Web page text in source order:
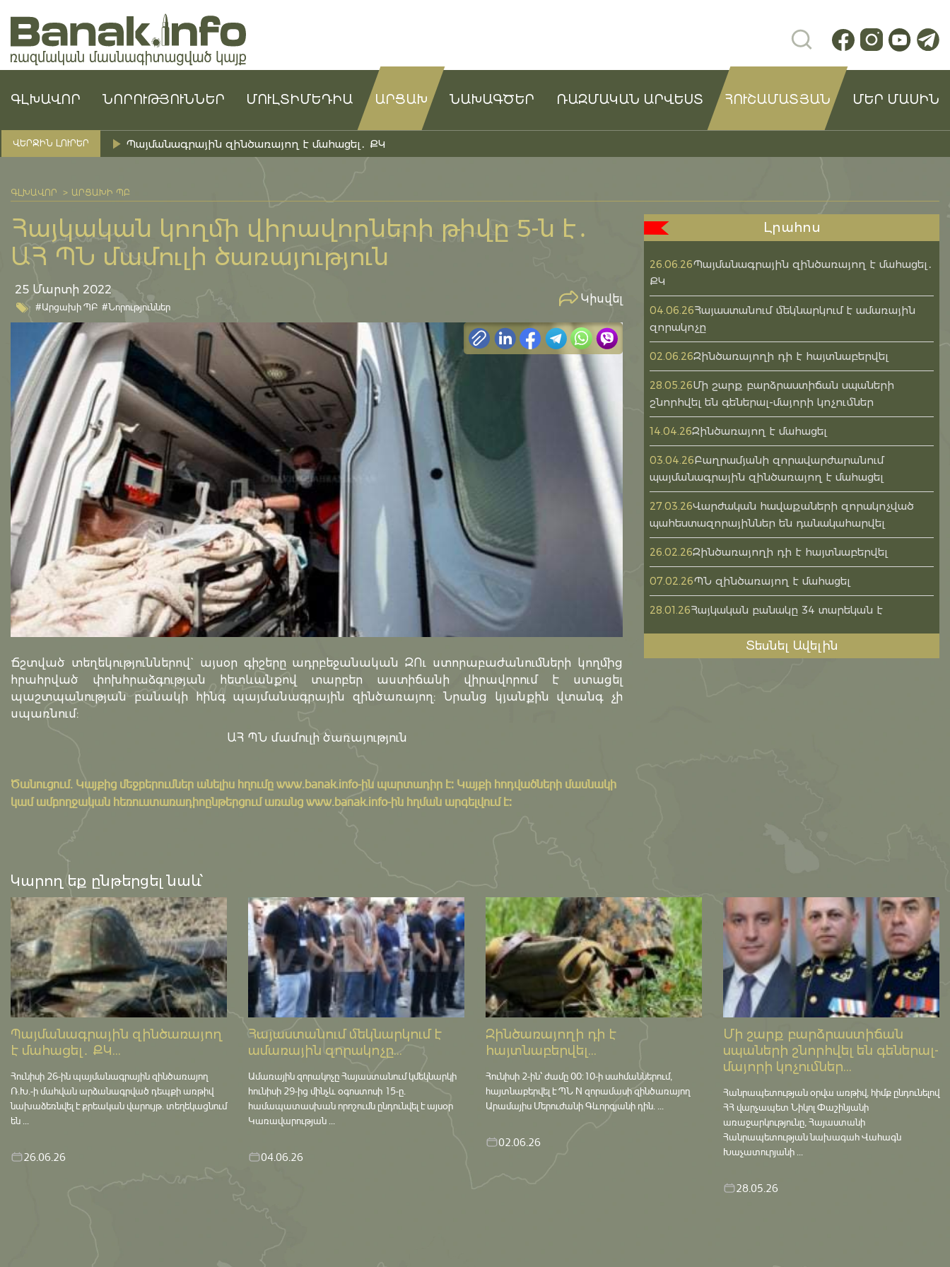
ԳԼԽԱՎՈՐ ՆՈՐՈՒԹՅՈՒՆՆԵՐ ՄՈՒԼՏԻՄԵԴԻԱ ԱՐՑԱԽ ՆԱԽԱԳԾԵՐ ՌԱԶՄԱԿԱՆ ԱՐՎԵՍՏ ՀՈՒՇԱՄԱՏՅԱՆ ՄԵՐ ՄԱՍԻՆ
ՎԵՐՋԻՆ ԼՈՒՐԵՐ Պայմանագրային զինծառայող է մահացել․ ՔԿ
ԳԼԽԱՎՈՐ ԱՐՑԱԽԻ ՊԲ
Հայկական կողմի վիրավորների թիվը 5-ն է․
ԱՀ ՊՆ մամուլի ծառայություն
25 Մարտի 2022
#Արցախի ՊԲ #Նորություններ
Կիսվել
Ճշտված տեղեկություններով` այսօր գիշերը ադրբեջանական ԶՈւ ստորաբաժանումների կողմից
հրահրված փոխհրաձգության հետևանքով տարբեր աստիճանի վիրավորում է ստացել
պաշտպանության բանակի հինգ պայմանագրային զինծառայող: Նրանց կյանքին վտանգ չի
սպառնում:
ԱՀ ՊՆ մամուլի ծառայություն
Ծանուցում․ Կայքից մեջբերումներ անելիս հղումըwww.banak.info-ին պարտադիր է: Կայքի հոդվածների մասնակի
կամ ամբողջական հեռուստառադիոընթերցում առանց www.banak.info-ին հղման արգելվում է:
Լրահոս
26.06.26Պայմանագրային զինծառայող է մահացել․
ՔԿ
04.06.26Հայաստանում մեկնարկում է ամառային
զորակոչը
02.06.26Զինծառայողի դի է հայտնաբերվել
28.05.26Մի շարք բարձրաստիճան սպաների
շնորհվել են գեներալ-մայորի կոչումներ
14.04.26Զինծառայող է մահացել
03.04.26Բաղրամյանի զորավարժարանում
պայմանագրային զինծառայող է մահացել
27.03.26Վարժական հավաքաների զորակոչված
պահեստազորայիններ են դանակահարվել
26.02.26Զինծառայողի դի է հայտնաբերվել
07.02.26ՊՆ զինծառայող է մահացել
28.01.26Հայկական բանակը 34 տարեկան է
Տեսնել Ավելին
Կարող եք ընթերցել նաև՝
Պայմանագրային զինծառայող
է մահացել․ ՔԿ...
Հունիսի 26-ին պայմանագրային զինծառայող
Ռ.Խ.-ի մահվան արձանագրված դեպքի առթիվ
նախաձեռնվել է քրեական վարույթ․ տեղեկացնում
են ...
26.06.26
Հայաստանում մեկնարկում է
ամառային զորակոչը...
Ամառային զորակոչը Հայաստանում կմեկնարկի
հունիսի 29-ից մինչև օգոստոսի 15-ը․
համապատասխան որոշումն ընդունվել է այսօր
Կառավարության ...
04.06.26
Զինծառայողի դի է
հայտնաբերվել...
Հունիսի 2-ին՝ ժամը 00:10-ի սահմաններում,
հայտնաբերվել է ՊՆ N զորամասի զինծառայող
Արամայիս Մերուժանի Գևորգյանի դին. ...
02.06.26
Մի շարք բարձրաստիճան
սպաների շնորհվել են գեներալ-
մայորի կոչումներ...
Հանրապետության օրվա առթիվ, հիմք ընդունելով
ՀՀ վարչապետ Նիկոլ Փաշինյանի
առաջարկությունը, Հայաստանի
Հանրապետության նախագահ Վահագն
Խաչատուրյանի ...
28.05.26